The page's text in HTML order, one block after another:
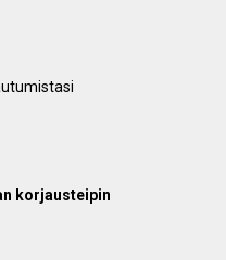
korjausteipin